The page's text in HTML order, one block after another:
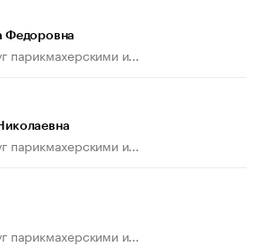
Федоровна
парикмахерскими и...
парикмахерскими и...
парикмахерскими и...